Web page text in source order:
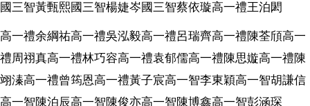
國三智黃甄熙國三智楊婕岑國三智蔡依璇高一禮王泊閎
高一禮余綱祐高一禮吳泓毅高一禮呂瑞齊高一禮陳荃頎高一
禮周祤真高一禮林巧容高一禮袁郁儒高一禮陳思嫙高一禮陳
翊溱高一禮曾筠恩高一禮黃子宸高一智李東穎高一智胡謙信
高一智陳泊辰高一智陳俊亦高一智陳博鑫高一智彭涵琛